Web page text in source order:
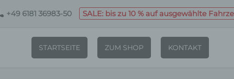
+49 6181 36983-50 SALE: bis zu 10 % auf ausgewählte
STARTSEITE ZUM SHOP KONTAKT